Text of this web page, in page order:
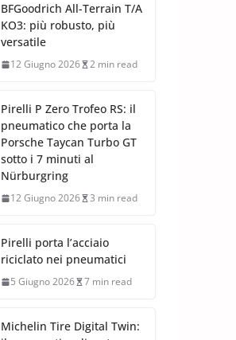
BFGoodrich All-Terrain T/A
KO3: più robusto, più
versatile
12 Giugno 2026 2 min read
Pirelli P Zero Trofeo RS: il
pneumatico che porta la
Porsche Taycan Turbo GT
sotto i 7 minuti al
Nürburgring
12 Giugno 2026 3 min read
Pirelli porta l’acciaio
riciclato nei pneumatici
5 Giugno 2026 7 min read
Michelin Tire Digital Twin: